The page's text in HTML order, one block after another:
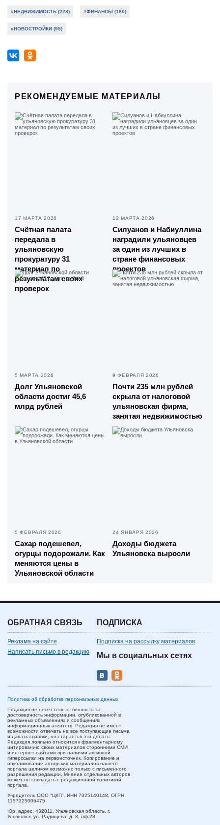
#НЕДВИЖИМОСТЬ (228) #ФИНАНСЫ (180)
#НОВОСТРОЙКИ (95)
РЕКОМЕНДУЕМЫЕ МАТЕРИАЛЫ
17 МАРТА 2026
Счётная палата
передала в
ульяновскую
прокуратуру 31
материал по
результатам своих
проверок
12 МАРТА 2026
Силуанов и Набиуллина
наградили ульяновцев
за один из лучших в
стране финансовых
проектов
5 МАРТА 2026
Долг Ульяновской
области достиг 45,6
млрд рублей
9 ФЕВРАЛЯ 2026
Почти 235 млн рублей
скрыла от налоговой
ульяновская фирма,
занятая недвижимостью
5 ФЕВРАЛЯ 2026
Сахар подешевел,
огурцы подорожали. Как
меняются цены в
Ульяновской области
24 ЯНВАРЯ 2026
Доходы бюджета
Ульяновска выросли
ОБРАТНАЯ СВЯЗЬ
Реклама на сайте
Написать письмо в редакцию
ПОДПИСКА
Подписка на рассылку материалов
Мы в социальных сетях
Политика об обработке персональных данных
Редакция не несет ответственность за
достоверность информации, опубликованной в
рекламных объявлениях и сообщениях
информационных агентств. Редакция не имеет
возможности отвечать на все поступающие письма
и давать справки, но старается это делать.
Редакция лояльно относится к фрагментарному
цитированию своих материалов сторонними СМИ
и интернет-сайтами при наличии активной
гиперссылки на первоисточник. Копирование и
опубликование авторских материалов нашего
портала целиком возможно только с письменного
разрешения редакции. Мнение отдельных авторов
может не совпадать с редакционной политикой
портала.
Учредитель ООО "ЦКП". ИНН 7325140148, ОГРН
1157325006475
Юр. адрес: 432011, Ульяновская область, г.
Ульяновск, ул. Радищева, д. 8, оф.28